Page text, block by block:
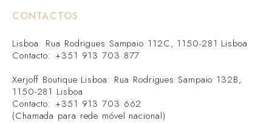
CONTACTOS
Lisboa: Rua Rodrigues Sampaio 112C, 1150-281 Lisboa
Contacto: +351 913 703 877
Xerjoff Boutique Lisboa: Rua Rodrigues Sampaio 132B,
1150-281 Lisboa
Contacto: +351 913 703 662
(Chamada para rede móvel nacional)